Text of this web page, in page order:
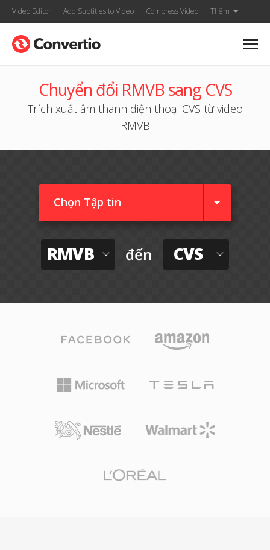
Video Editor Add Subtitles to Video Compress Video Thêm
Chuyển đổi RMVB sang CVS
Trích xuất âm thanh điện thoại CVS từ video
RMVB
Chọn Tập tin
RMVB đến CVS